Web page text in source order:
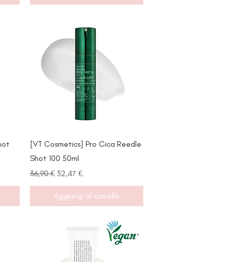
Vista rapida
[VT Cosmetics] Pro Cica Reedle
Shot 100 50ml
Prezzo regolare
36,90 € Prezzo scontato
32,47 €
Aggiungi al carrello